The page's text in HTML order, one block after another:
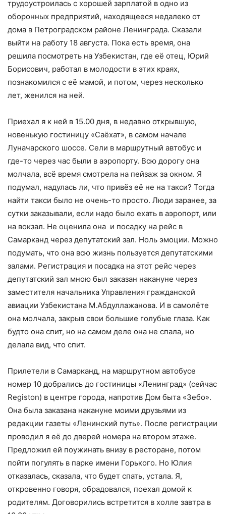
трудоустроилась с хорошей зарплатой в одно из
оборонных предприятий, находящееся недалеко от
дома в Петроградском районе Ленинграда. Сказали
выйти на работу 18 августа. Пока есть время, она
решила посмотреть на Узбекистан, где её отец, Юрий
Борисович, работал в молодости в этих краях,
познакомился с её мамой, и потом, через несколько
лет, женился на ней.
Приехал я к ней в 15.00 дня, в недавно открывшую,
новенькую гостиницу «Саёхат», в самом начале
Луначарского шоссе. Сели в маршрутный автобус и
где-то через час были в аэропорту. Всю дорогу она
молчала, всё время смотрела на пейзаж за окном. Я
подумал, надулась ли, что привёз её не на такси? Тогда
найти такси было не очень-то просто. Люди заранее, за
сутки заказывали, если надо было ехать в аэропорт, или
на вокзал. Не оценила она и посадку на рейс в
Самарканд через депутатский зал. Ноль эмоции. Можно
подумать, что она всю жизнь пользуется депутатскими
залами. Регистрация и посадка на этот рейс через
депутатский зал мною был заказан накануне через
заместителя начальника Управления гражданской
авиации Узбекистана М.Абдуллажанова. И в самолёте
она молчала, закрыв свои большие голубые глаза. Как
будто она спит, но на самом деле она не спала, но
делала вид, что спит.
Прилетели в Самарканд, на маршрутном автобусе
номер 10 добрались до гостиницы «Ленинград» (сейчас
Registon) в центре города, напротив Дом быта «Зебо».
Она была заказана накануне моими друзьями из
редакции газеты «Ленинский путь». После регистрации
проводил я её до дверей номера на втором этаже.
Предложил ей поужинать внизу в ресторане, потом
пойти погулять в парке имени Горького. Но Юлия
отказалась, сказала, что будет спать, устала. Я,
откровенно говоря, обрадовался, поехал домой к
родителям. Договорились встретится в холле завтра в